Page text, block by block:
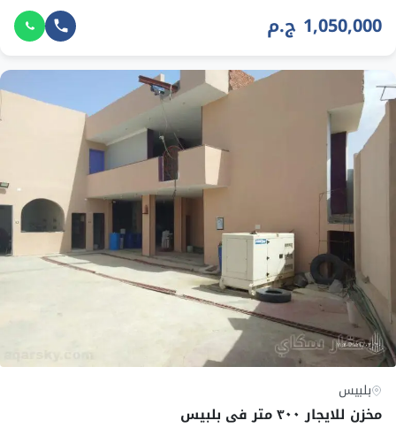
1,050,000 ج.م
بلبيس
مخزن للايجار ٣٠٠ متر في بلبيس